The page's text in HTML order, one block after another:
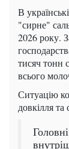
В
"сирне"
2026 року.
тисяч тонн
всього
Ситуацію
довкілля